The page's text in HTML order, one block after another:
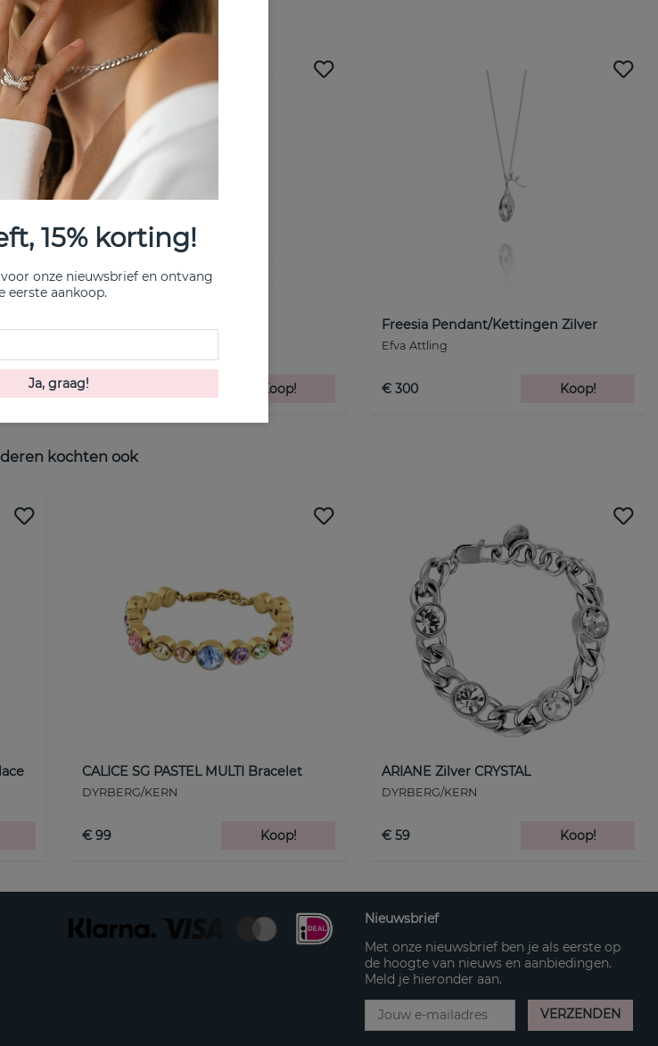
meer artikelen
19
€ 2800 Koop!
Freesia Pendant/Kettingen Zilver
Efva Attling
€ 300 Koop!
kochten ook
CALICE SG PASTEL MULTI Bracelet
DYRBERG/KERN
€ 99 Koop!
ARIANE Zilver CRYSTAL
DYRBERG/KERN
€ 59 Koop!
15% korting!
onze nieuwsbrief en ontvang
eerste aankoop.
Nieuwsbrief
Met onze nieuwsbrief ben je als eerste op
de hoogte van nieuws en aanbiedingen.
Meld je hieronder aan.
VERZENDEN